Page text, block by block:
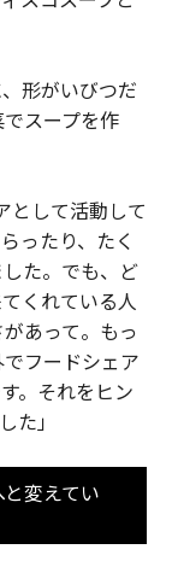
形がいびつだ
スープを作
として活動して
ったり、たく
た。でも、ど
くれている人
あって。もっ
フードシェア
。それをヒン
た」
変えてい